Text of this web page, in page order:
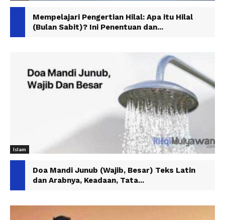
Mempelajari Pengertian Hilal: Apa itu Hilal
(Bulan Sabit)? Ini Penentuan dan...
Islam
Doa Mandi Junub (Wajib, Besar) Teks Latin
dan Arabnya, Keadaan, Tata...